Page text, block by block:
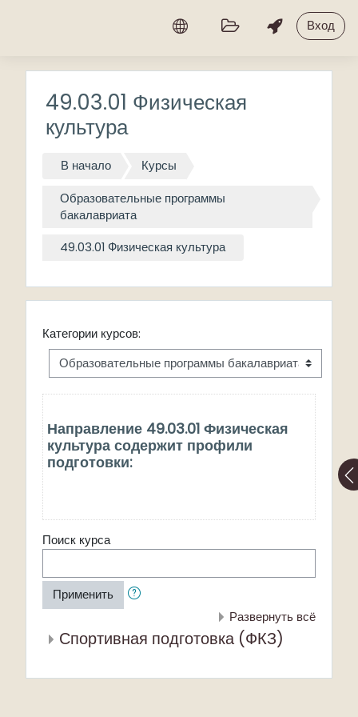
Вход
49.03.01 Физическая
культура
В начало Курсы
Образовательные программы
бакалавриата
49.03.01 Физическая культура
Категории курсов:
Направление 49.03.01 Физическая
культура содержит профили
подготовки:
Поиск курса
Применить
Развернуть всё
Спортивная подготовка (ФКЗ)